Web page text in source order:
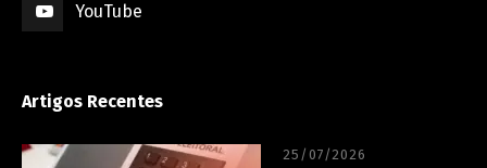
YouTube
Artigos Recentes
25/07/2026